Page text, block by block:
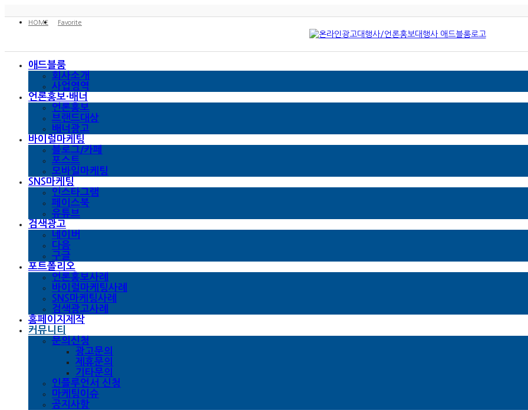
HOME Favorite
애드블룸
회사소개
사업영역
언론홍보·배너
언론홍보
브랜드대상
배너광고
바이럴마케팅
블로그/카페
포스트
모바일마케팅
SNS마케팅
인스타그램
페이스북
유튜브
검색광고
네이버
다음
구글
포트폴리오
언론홍보사례
바이럴마케팅사례
SNS마케팅사례
검색광고사례
홈페이지제작
커뮤니티
문의신청
광고문의
제휴문의
기타문의
인플루언서 신청
마케팅이슈
공지사항